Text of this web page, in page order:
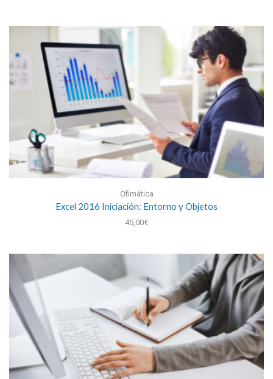
Ofimática
Excel 2016 Iniciación: Entorno y Objetos
45,00€